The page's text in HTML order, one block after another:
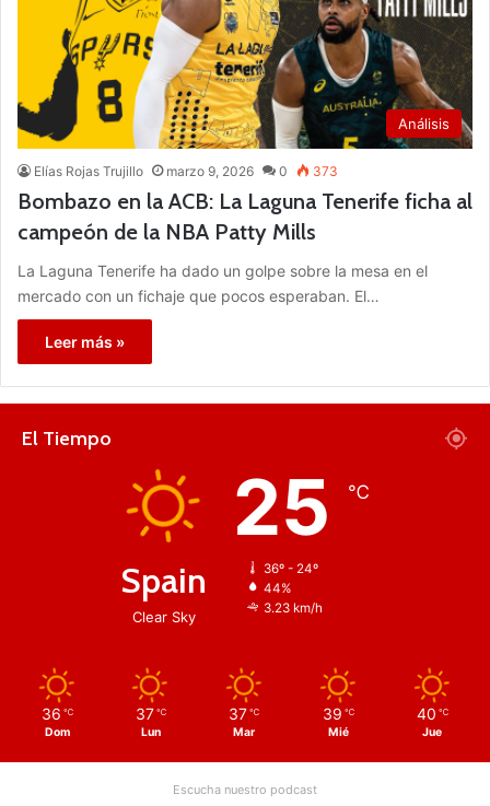
Análisis
Elías Rojas Trujillo marzo 9, 2026 0 373
Bombazo en la ACB: La Laguna Tenerife ficha al
campeón de la NBA Patty Mills
La Laguna Tenerife ha dado un golpe sobre la mesa en el
mercado con un fichaje que pocos esperaban. El…
Leer más »
El Tiempo
Spain
Clear Sky
25 ℃
36º - 24º
44%
3.23 km/h
36 ℃
Dom
37 ℃
Lun
37 ℃
Mar
39 ℃
Mié
40 ℃
Jue
Escucha nuestro podcast